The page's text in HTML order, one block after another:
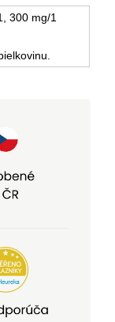
300 mg/1